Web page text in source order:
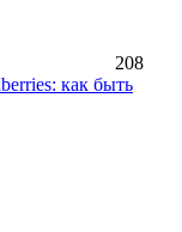
208
как быть